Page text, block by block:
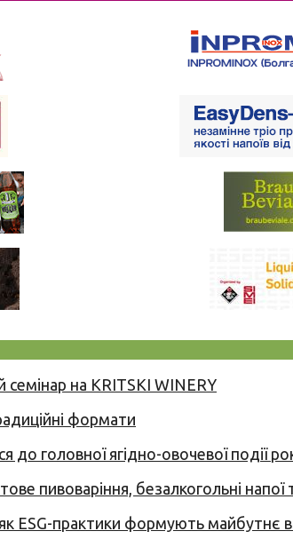
семінар на KRITSKI WINERY
формати
до головної ягідно-овочевої події
пивоваріння, безалкогольні напої
ESG-практики формують майбутнє